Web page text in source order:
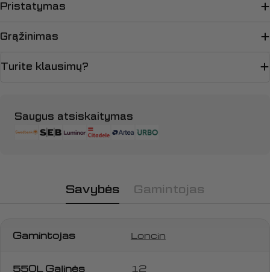
Pristatymas
Grąžinimas
Turite klausimų?
Saugus atsiskaitymas
Apmokėjimo
būdai
Savybės Gamintojas
Gamintojas Loncin
550L Galinės
12